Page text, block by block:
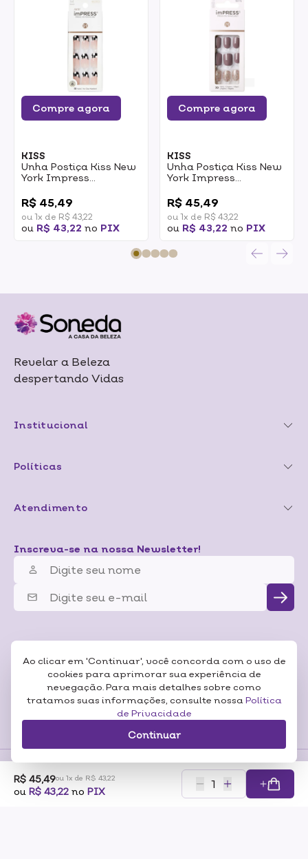
Ao clicar em 'Continuar', você concorda com o uso de
cookies para aprimorar sua experiência de
nevegação. Para mais detalhes sobre como
tratamos suas informações, consulte nossa Política
de Privacidade
Continuar
R$ 45,49ou 1x de R$ 43,22
ou R$ 43,22 no PIX
Compre agora
KISS
Unha Postiça Kiss New
York Impress
Checkmate 1un
R$ 45,49
ou 1x de R$ 43,22
ou R$ 43,22 no PIX
Compre agora
KISS
Unha Postiça Kiss New
York Impress
1un
R$ 45,49
ou 1x de R$ 43,22
ou R$ 43,22 no PIX
Revelar a Beleza
despertando Vidas
Institucional
Políticas
Atendimento
Inscreva-se na nossa Newsletter!
Certificados